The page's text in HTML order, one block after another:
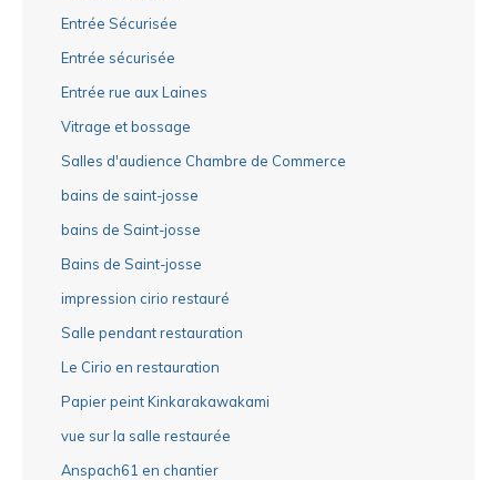
Entrée Sécurisée
Entrée sécurisée
Entrée rue aux Laines
Vitrage et bossage
Salles d'audience Chambre de Commerce
bains de saint-josse
bains de Saint-josse
Bains de Saint-josse
impression cirio restauré
Salle pendant restauration
Le Cirio en restauration
Papier peint Kinkarakawakami
vue sur la salle restaurée
Anspach61 en chantier